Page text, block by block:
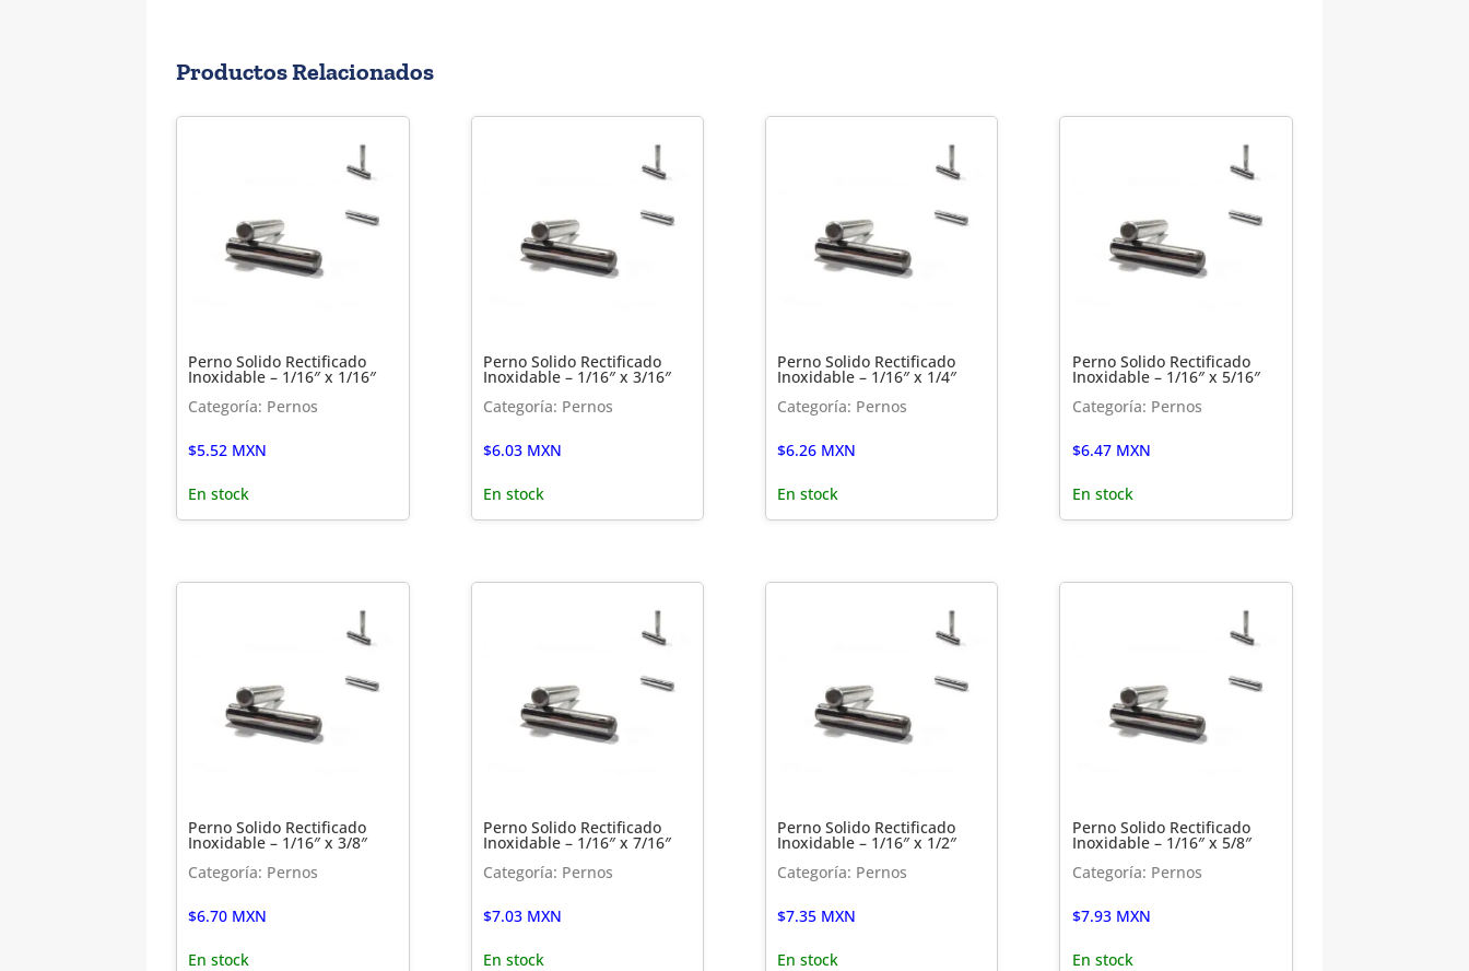
Productos Relacionados
Perno Solido Rectificado
Inoxidable – 1/16″ x 1/16″
Categoría: Pernos
$5.52 MXN
En stock
Perno Solido Rectificado
Inoxidable – 1/16″ x 3/16″
Categoría: Pernos
$6.03MXN
En stock
Perno Solido Rectificado
Inoxidable – 1/16″ x 1/4″
Categoría: Pernos
$6.26 MXN
En stock
Perno Solido Rectificado
Inoxidable – 1/16″ x 5/16″
Categoría: Pernos
$6.47MXN
En stock
Perno Solido Rectificado
Inoxidable – 1/16″ x 3/8″
Categoría: Pernos
$6.70 MXN
En stock
Perno Solido Rectificado
Inoxidable – 1/16″ x 7/16″
Categoría: Pernos
$7.03MXN
En stock
Perno Solido Rectificado
Inoxidable – 1/16″ x 1/2″
Categoría: Pernos
$7.35 MXN
En stock
Perno Solido Rectificado
Inoxidable – 1/16″ x 5/8″
Categoría: Pernos
$7.93MXN
En stock